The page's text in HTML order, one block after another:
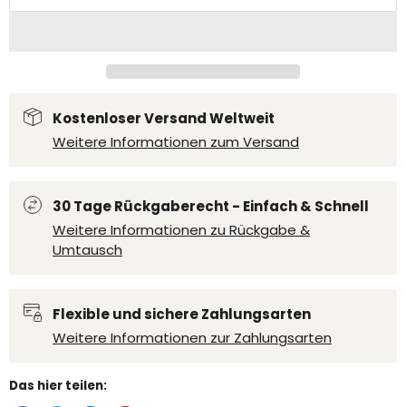
Kostenloser Versand Weltweit
Weitere Informationen zum Versand
30 Tage Rückgaberecht - Einfach & Schnell
Weitere Informationen zu Rückgabe &
Umtausch
Flexible und sichere Zahlungsarten
Weitere Informationen zur Zahlungsarten
Das hier teilen: